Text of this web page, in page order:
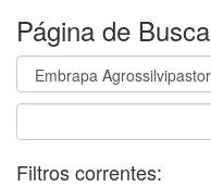
Página de Busca
Filtros correntes: